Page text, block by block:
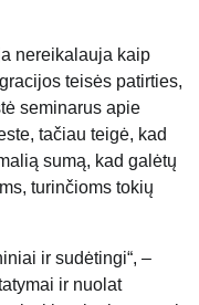
nereikalauja kaip
teisės patirties,
seminarus apie
tačiau teigė, kad
sumą, kad galėtų
turinčioms tokių
ir sudėtingi“, –
ir nuolat